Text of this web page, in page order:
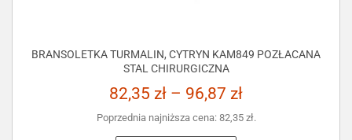
BRANSOLETKA TURMALIN, CYTRYN KAM849 POZŁACANA
STAL CHIRURGICZNA
82,35 zł – 96,87 zł
Poprzednia najniższa cena: 82,35 zł.